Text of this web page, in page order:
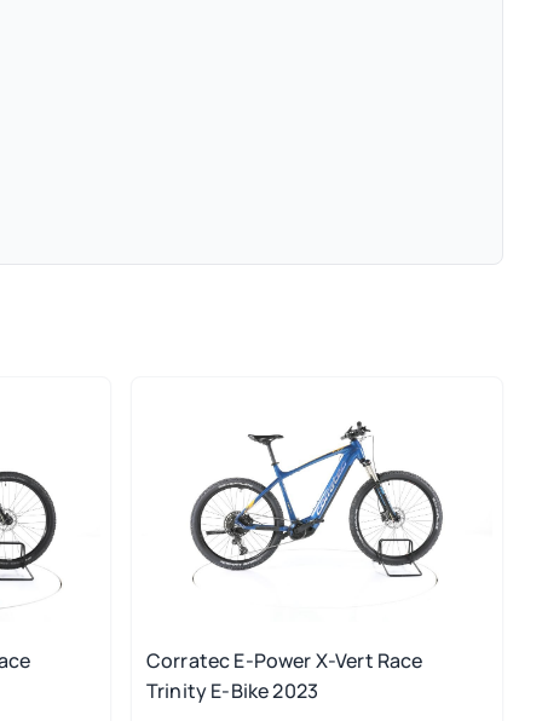
Corratec E-Power X-Vert Race
Trinity E-Bike 2023